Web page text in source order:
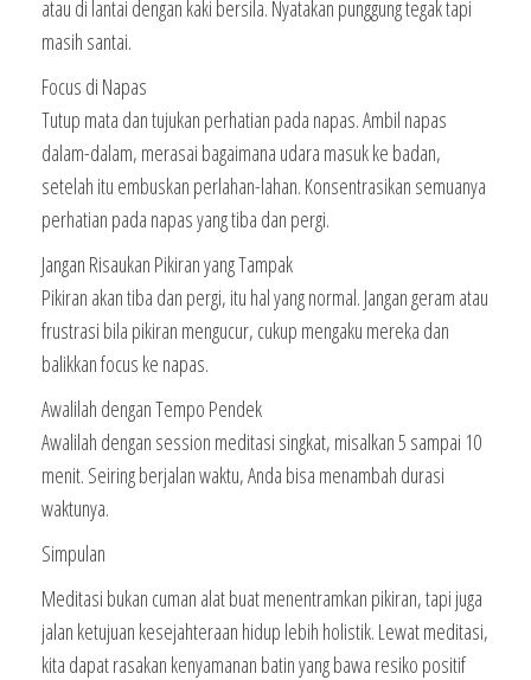
atau di lantai dengan kaki bersila. Nyatakan punggung tegak tapi
masih santai.
Focus di Napas
Tutup mata dan tujukan perhatian pada napas. Ambil napas
dalam-dalam, merasai bagaimana udara masuk ke badan,
setelah itu embuskan perlahan-lahan. Konsentrasikan semuanya
perhatian pada napas yang tiba dan pergi.
Jangan Risaukan Pikiran yang Tampak
Pikiran akan tiba dan pergi, itu hal yang normal. Jangan geram atau
frustrasi bila pikiran mengucur, cukup mengaku mereka dan
balikkan focus ke napas.
Awalilah dengan Tempo Pendek
Awalilah dengan session meditasi singkat, misalkan 5 sampai 10
menit. Seiring berjalan waktu, Anda bisa menambah durasi
waktunya.
Simpulan
Meditasi bukan cuman alat buat menentramkan pikiran, tapi juga
jalan ketujuan kesejahteraan hidup lebih holistik. Lewat meditasi,
kita dapat rasakan kenyamanan batin yang bawa resiko positif